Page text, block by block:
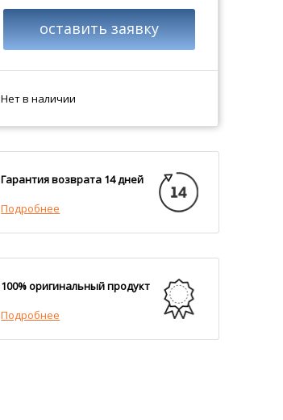
оставить заявку
Нет в наличии
Гарантия возврата 14 дней
Подробнее
100% оригинальный продукт
Подробнее